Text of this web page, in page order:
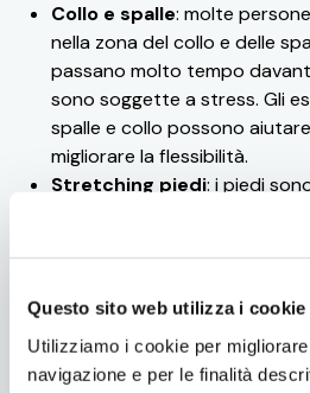
Questo sito web utilizza i cookie
Utilizziamo i cookie per
navigazione e per le finalità
Collo e spalle: molte
nella zona del collo e delle
passano molto tempo
sono soggette a stress. Gli
spalle e collo possono
migliorare la flessibilità.
Stretching piedi: i piedi
del corpo e il loro stretching
per alleviare tensioni e
Gambe: Gli arti inferiori,
attività fisiche. Fare esercizi
contribuire a prevenire